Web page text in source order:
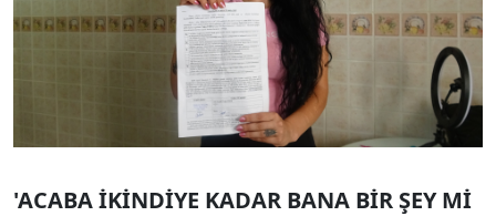
'ACABA İKİNDİYE KADAR BANA BİR ŞEY Mİ